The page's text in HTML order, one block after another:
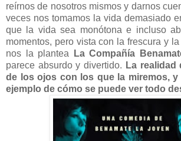
reírnos de nosotros mismos y darnos
veces nos tomamos la vida demasiado
que la vida sea monótona e incluso
momentos, pero vista con la frescura y
nos la plantea
La Compañía
parece absurdo y divertido. La realidad
de los ojos con los que la miremos, y
ejemplo de cómo se puede ver todo